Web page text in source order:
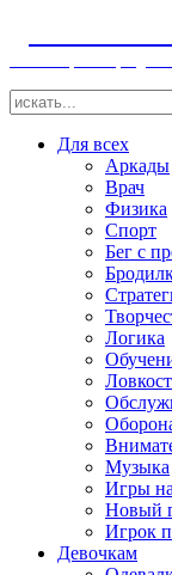
Для всех
Аркады
Врач
Физика
Спорт
Бег с
Логика
Музыка
Игры
Новый
Игрок
Девочкам